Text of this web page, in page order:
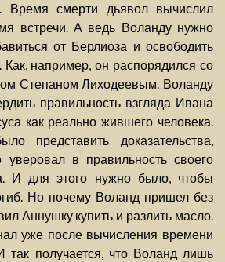
Время смерти дьявол вычислил
встречи. А ведь Воланду нужно
от Берлиоза и освободить
Как, например, он распорядился со
Степаном Лиходеевым. Воланду
правильность взгляда Ивана
как реально жившего человека.
представить доказательства,
уверовал в правильность своего
И для этого нужно было, чтобы
Но почему Воланд пришел без
Аннушку купить и разлить масло.
уже после вычисления времени
так получается, что Воланд лишь